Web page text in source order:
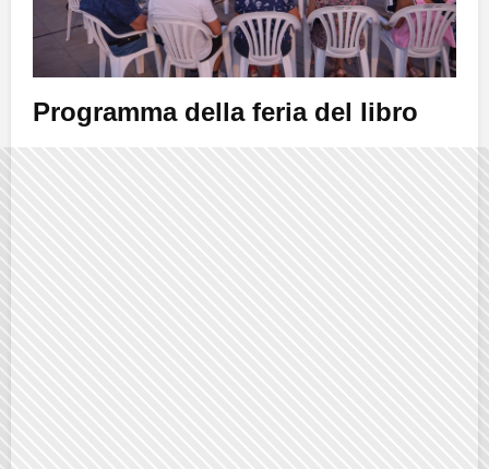
Programma della feria del libro